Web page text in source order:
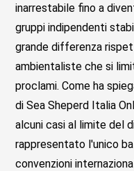
inarrestabile fino a
gruppi indipendenti
grande differenza
ambientaliste che si
proclami. Come ha
di Sea Sheperd Italia
alcuni casi al limite del
rappresentato l'unico
convenzioni